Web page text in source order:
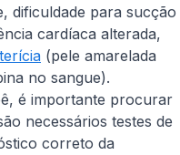
dificuldade para sucção
cardíaca alterada,
(pele amarelada
no sangue).
é importante procurar
necessários testes de
correto da